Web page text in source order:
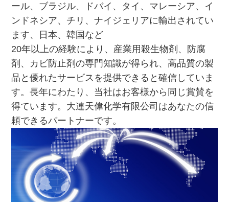
ール、ブラジル、ドバイ、タイ、マレーシア、イ
ンドネシア、チリ、ナイジェリアに輸出されてい
ます、日本、韓国など
20年以上の経験により、産業用殺生物剤、防腐
剤、カビ防止剤の専門知識が得られ、高品質の製
品と優れたサービスを提供できると確信していま
す。長年にわたり、当社はお客様から同じ賞賛を
得ています。大連天偉化学有限公司はあなたの信
頼できるパートナーです。